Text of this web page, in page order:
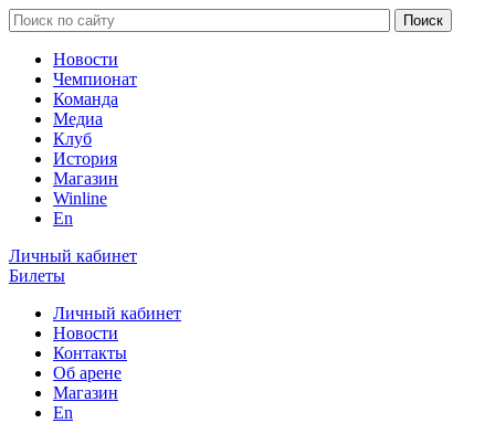
Новости
Чемпионат
Команда
Медиа
Клуб
История
Магазин
Winline
En
Личный кабинет
Билеты
Личный кабинет
Новости
Контакты
Об арене
Магазин
En